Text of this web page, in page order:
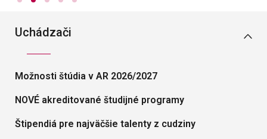
Uchádzači
Možnosti štúdia v AR 2026/2027
NOVÉ akreditované študijné programy
Štipendiá pre najväčšie talenty z cudziny